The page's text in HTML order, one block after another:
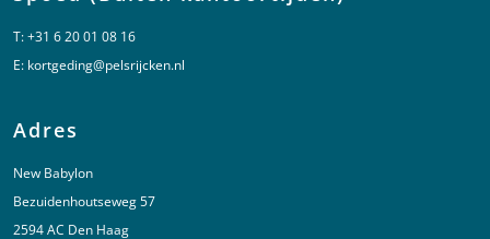
T:+31 6 20 01 08 16
E: kortgeding@pelsrijcken.nl
Adres
New Babylon
Bezuidenhoutseweg 57
2594 AC Den Haag